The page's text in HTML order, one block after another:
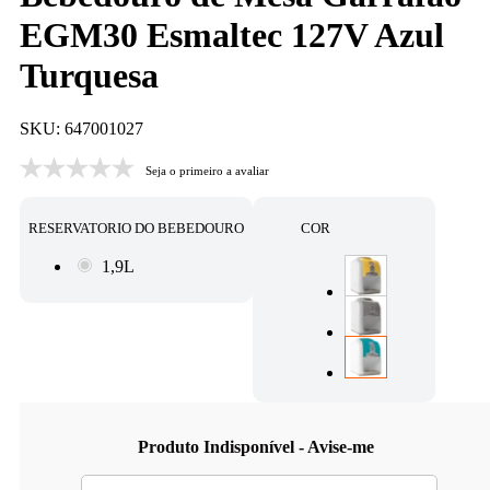
EGM30 Esmaltec 127V Azul
Turquesa
SKU: 647001027
Seja o primeiro a avaliar
Produto Indisponível - Avise-me
RESERVATORIO DO BEBEDOURO
1,9L
COR